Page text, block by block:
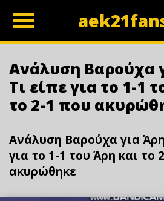
Ανάλυση Βαρούχα
Τι είπε για το 1-1
το 2-1 που
Ανάλυση Βαρούχα για
για το 1-1 του Άρη και το
ακυρώθηκε